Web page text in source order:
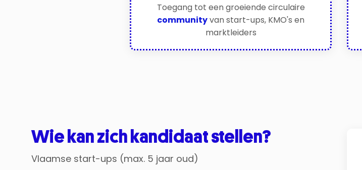
Toegang tot een groeiende circulaire
communityvan start-ups, KMO's en
marktleiders
Wie kan zich kandidaat stellen?
Vlaamse start-ups (max. 5 jaar oud)